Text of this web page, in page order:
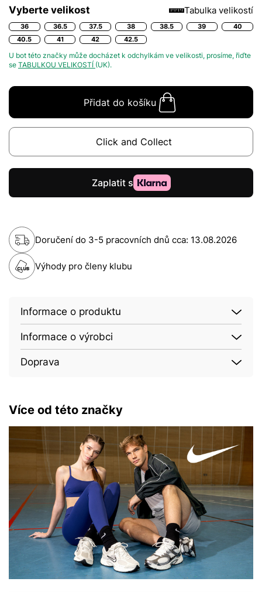
Vyberte velikost Tabulka velikostí
36 36.5 37.5 38 38.5 39
40
40.5
41 42 42.5
U bot této značky může docházet k odchylkám ve velikosti, prosíme, řiďte
se TABULKOU VELIKOSTÍ (UK).
Přidat do košíku
Click and Collect
Doručení do 3-5 pracovních dnů cca: 13.08.2026
Výhody pro členy klubu
Informace o produktu
Informace o výrobci
Doprava
Více od této značky